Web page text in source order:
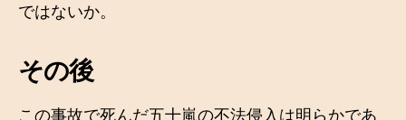
ではないか。
その後
この事故で死んだ五十嵐の不法侵入は明らかであ